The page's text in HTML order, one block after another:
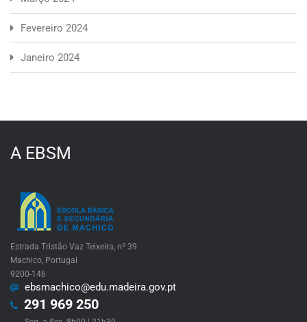
Fevereiro 2024
Janeiro 2024
A EBSM
Estrada Tristão Vaz Teixeira, nº 39.
Machico, Portugal
9200-146
ebsmachico@edu.madeira.gov.pt
291 969 250